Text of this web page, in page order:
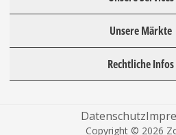
Unsere Märkte
Rechtliche Infos
Datenschutz
Copyright © 2026